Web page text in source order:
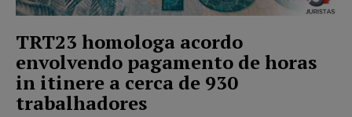
TRT23 homologa acordo
envolvendo pagamento de horas
in itinere a cerca de 930
trabalhadores